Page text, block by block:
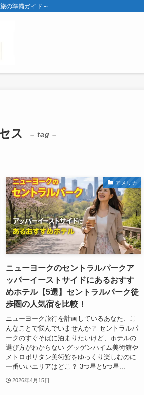
の準備ガイド～
ス – tag –
アメリカ
ニューヨークのセントラルパークア
ッパーイーストサイドにあるおすす
めホテル【5選】セントラルパーク徒
歩圏の人気宿を比較！
ニューヨーク旅行を計画しているあなた、こ
んなことで悩んでいませんか？ セントラルパ
ークのすぐそばに泊まりたいけど、ホテルの
選び方がわからない グッゲンハイム美術館や
メトロポリタン美術館をゆっくり楽しむのに
一番いいエリアはどこ？ 3つ星と5つ星...
2026年4月15日